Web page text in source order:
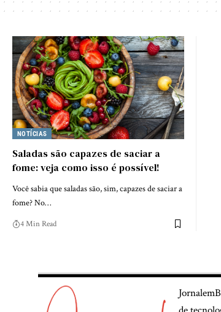
NOTÍCIAS
Saladas são capazes de saciar a
fome: veja como isso é possível!
Você sabia que saladas são, sim, capazes de saciar a
fome? No…
4 Min Read